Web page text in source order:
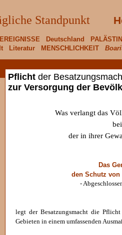
Standpunkt
EREIGNISSE Deutschland
Literatur MENSCHLICHKEIT
Pflicht der
zur Versorgung der
Was verlangt das
der in ihrer
Das
den Schutz
-
legt der Besatzungsmacht die
Gebieten in einem umfassenden